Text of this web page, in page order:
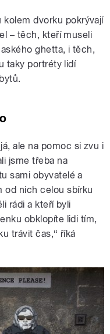
kolem dvorku pokrývají
– těch, kteří museli
ghetta, i těch,
taky portréty lidí
ale na pomoc si zvu i
jsme třeba na
sami obyvatelé a
od nich celou sbírku
rádi a kteří byli
obklopíte lidi tím,
trávit čas,“ říká